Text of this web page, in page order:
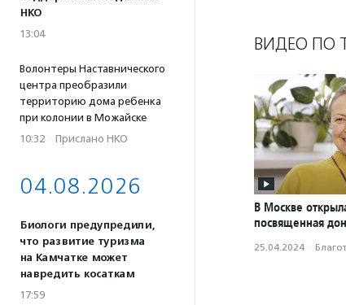
НКО
13:04
Волонтеры Наставнического
центра преобразили
территорию дома ребенка
при колонии в Можайске
10:32 · Прислано НКО
04.08.2026
Биологи предупредили,
что развитие туризма
на Камчатке может
навредить косаткам
17:59
ВИДЕО ПО
В Москве
посвященная
25.04.2024 ·